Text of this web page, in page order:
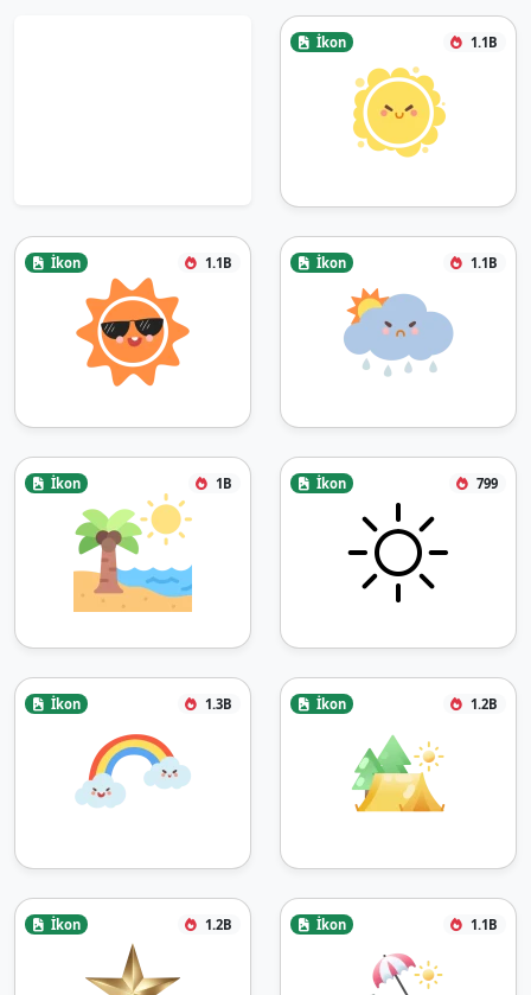
İkon 1.1B
İkon 1.1B İkon 1.1B
İkon 1B İkon 799
İkon 1.3B İkon 1.2B
İkon 1.2B İkon 1.1B